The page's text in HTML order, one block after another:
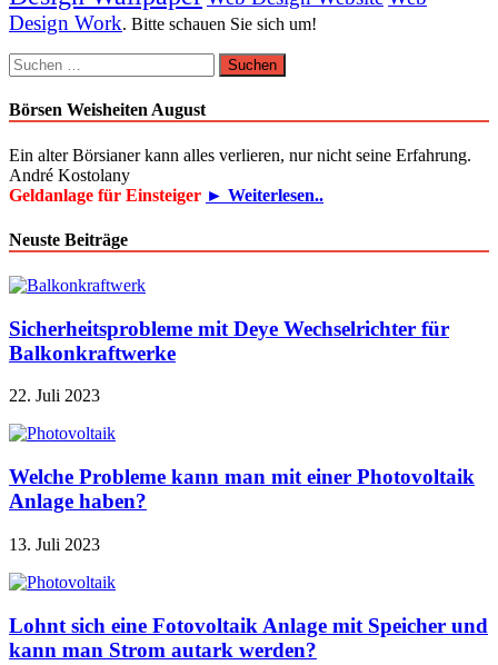
Design Work. Bitte schauen Sie sich um!
Suchen
nach:
Börsen Weisheiten August
Ein alter Börsianer kann alles verlieren, nur nicht seine Erfahrung.
André Kostolany
Geldanlage für Einsteiger ► Weiterlesen..
Neuste Beiträge
Sicherheitsprobleme mit Deye Wechselrichter für
Balkonkraftwerke
22. Juli 2023
Welche Probleme kann man mit einer Photovoltaik
Anlage haben?
13. Juli 2023
Lohnt sich eine Fotovoltaik Anlage mit Speicher und
kann man Strom autark werden?